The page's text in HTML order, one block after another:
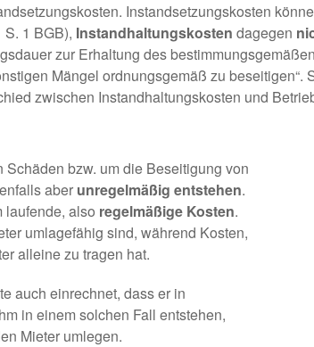
Instandsetzungskosten
S. 1 BGB), Instandhaltungskosten dagegen
zur Erhaltung des
Mängel ordnungsgemäß zu beseitigen“.
zwischen Instandhaltungskosten und
bzw. um die Beseitigung von
aber unregelmäßig entstehen.
laufende, also regelmäßige Kosten.
umlagefähig sind, während Kosten,
alleine zu tragen hat.
auch einrechnet, dass er in
in einem solchen Fall entstehen,
Mieter umlegen.